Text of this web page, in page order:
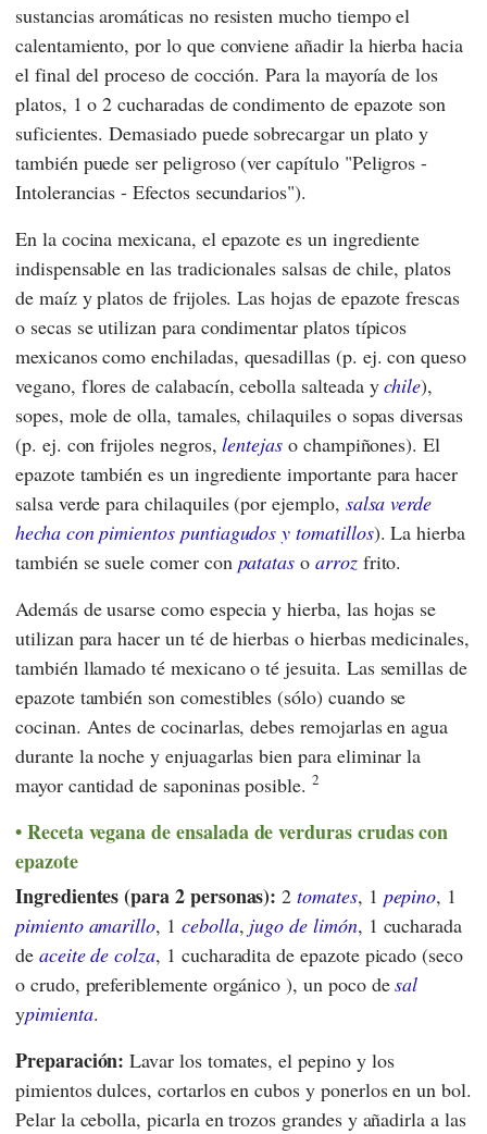
sustancias aromáticas no resisten mucho tiempo el
calentamiento, por lo que conviene añadir la hierba hacia
el final del proceso de cocción. Para la mayoría de los
platos, 1 o 2 cucharadas de condimento de epazote son
suficientes. Demasiado puede sobrecargar un plato y
también puede ser peligroso (ver capítulo "Peligros -
Intolerancias - Efectos secundarios").
En la cocina mexicana, el epazote es un ingrediente
indispensable en las tradicionales salsas de chile, platos
de maíz y platos de frijoles. Las hojas de epazote frescas
o secas se utilizan para condimentar platos típicos
mexicanos como enchiladas, quesadillas (p. ej. con queso
vegano, flores de calabacín, cebolla salteada ychile),
sopes, mole de olla, tamales, chilaquiles o sopas diversas
(p. ej. con frijoles negros,lentejas o champiñones). El
epazote también es un ingrediente importante para hacer
salsa verde para chilaquiles (por ejemplo, salsa verde
hecha con pimientos puntiagudos y tomatillos). La hierba
también se suele comer con patatas oarrozfrito.
Además de usarse como especia y hierba, las hojas se
utilizan para hacer un té de hierbas o hierbas medicinales,
también llamado té mexicano o té jesuita. Las semillas de
epazote también son comestibles (sólo) cuando se
cocinan. Antes de cocinarlas, debes remojarlas en agua
durante la noche y enjuagarlas bien para eliminar la
mayor cantidad de saponinas posible.2
Receta vegana de ensalada de verduras crudas con
epazote
Ingredientes (para 2 personas): 2tomates, 1 pepino, 1
pimiento amarillo, 1 cebolla, jugo de limón, 1 cucharada
de aceite de colza, 1 cucharadita de epazote picado (seco
o crudo, preferiblemente orgánico ), un poco desal
ypimienta.
Preparación: Lavar los tomates, el pepino y los
pimientos dulces, cortarlos en cubos y ponerlos en un bol.
Pelar la cebolla, picarla en trozos grandes y añadirla a las